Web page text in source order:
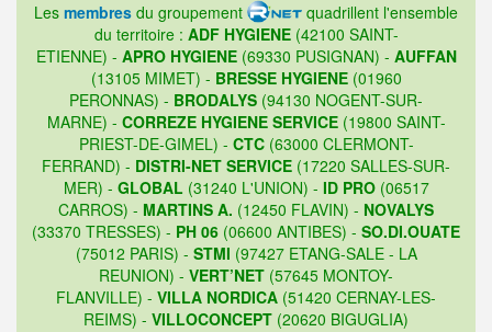
Les membres du groupement
quadrillent l'ensemble
du territoire : ADF HYGIENE(42100 SAINT-
ETIENNE) - APRO HYGIENE(69330 PUSIGNAN) - AUFFAN
(13105 MIMET) - BRESSE HYGIENE(01960
PERONNAS) - BRODALYS (94130 NOGENT-SUR-
MARNE) - CORREZE HYGIENE SERVICE(19800 SAINT-
PRIEST-DE-GIMEL) - CTC(63000 CLERMONT-
FERRAND) - DISTRI-NET SERVICE (17220 SALLES-SUR-
MER) - GLOBAL (31240 L'UNION) - ID PRO(06517
CARROS) - MARTINS A. (12450 FLAVIN) - NOVALYS
(33370 TRESSES) - PH 06 (06600 ANTIBES) - SO.DI.OUATE
(75012 PARIS) - STMI (97427 ETANG-SALE - LA
REUNION) - VERT’NET (57645 MONTOY-
FLANVILLE) - VILLA NORDICA (51420 CERNAY-LES-
REIMS) - VILLOCONCEPT (20620 BIGUGLIA)